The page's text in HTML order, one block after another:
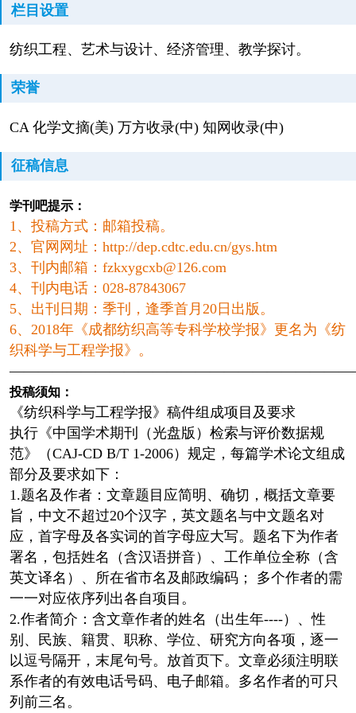
栏目设置
纺织工程、艺术与设计、经济管理、教学探讨。
荣誉
CA 化学文摘(美) 万方收录(中) 知网收录(中)
征稿信息
学刊吧提示：
1、投稿方式：邮箱投稿。
2、官网网址：http://dep.cdtc.edu.cn/gys.htm
3、刊内邮箱：fzkxygcxb@126.com
4、刊内电话：028-87843067
5、出刊日期：季刊，逢季首月20日出版。
6、2018年《成都纺织高等专科学校学报》更名为《纺
织科学与工程学报》。
投稿须知：
《纺织科学与工程学报》稿件组成项目及要求
执行《中国学术期刊（光盘版）检索与评价数据规
范》（CAJ-CD B/T 1-2006）规定，每篇学术论文组成
部分及要求如下：
1.题名及作者：文章题目应简明、确切，概括文章要
旨，中文不超过20个汉字，英文题名与中文题名对
应，首字母及各实词的首字母应大写。题名下为作者
署名，包括姓名（含汉语拼音）、工作单位全称（含
英文译名）、所在省市名及邮政编码； 多个作者的需
一一对应依序列出各自项目。
2.作者简介：含文章作者的姓名（出生年----）、性
别、民族、籍贯、职称、学位、研究方向各项，逐一
以逗号隔开，末尾句号。放首页下。文章必须注明联
系作者的有效电话号码、电子邮箱。多名作者的可只
列前三名。